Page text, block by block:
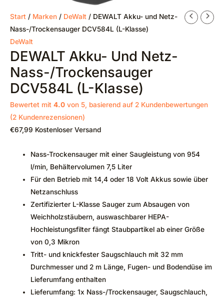
Start / Marken / DeWalt / DEWALT Akku- und Netz-
Nass-/Trockensauger DCV584L (L-Klasse)
DeWalt
DEWALT Akku- Und Netz-
Nass-/Trockensauger
DCV584L (L-Klasse)
Bewertet mit 4.0 von 5, basierend auf 2 Kundenbewertungen
(2 Kundenrezensionen)
€67,99 Kostenloser Versand
Nass-Trockensauger mit einer Saugleistung von 954
l/min, Behältervolumen 7,5 Liter
Für den Betrieb mit 14,4 oder 18 Volt Akkus sowie über
Netzanschluss
Zertifizierter L-Klasse Sauger zum Absaugen von
Weichholzstäubern, auswaschbarer HEPA-
Hochleistungsfilter fängt Staubpartikel ab einer Größe
von 0,3 Mikron
Tritt- und knickfester Saugschlauch mit 32 mm
Durchmesser und 2 m Länge, Fugen- und Bodendüse im
Lieferumfang enthalten
Lieferumfang: 1x Nass-/Trockensauger, Saugschlauch,